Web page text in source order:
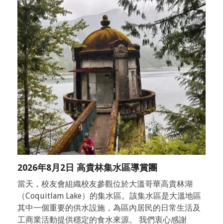
2026年8月2日 高貴林集水區導賞團
當天，校友會組織校友參觀位於大溫哥華高貴林湖
（Coquitlam Lake）的集水區。該集水區是大溫地區
其中一個重要的供水設施，為區內居民的日常生活及
工商業活動提供穩定的食水來源。 我們衷心感謝